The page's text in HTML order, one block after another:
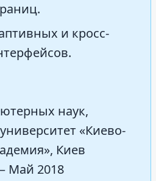
и кросс-
наук,
«Киево-
Киев
Май 2018